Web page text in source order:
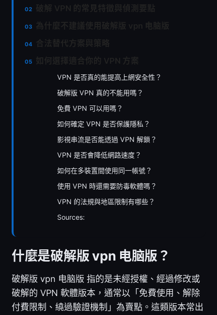
VPN 是否真的能提高上網安全性？
破解版 VPN 真的不能用嗎？
免費 VPN 可以用嗎？
如何確定 VPN 是否保護隱私？
影視串流是否能透過 VPN 解鎖？
VPN 是否會降低網路速度？
如何在多裝置間使用同一帳號？
使用 VPN 時還需要防毒軟體嗎？
VPN 的法規與地區限制有哪些？
Sources:
什麼是破解版 vpn 电脑版？
破解版 vpn 电脑版 指的是未經授權、經過修改或
破解的 VPN 軟體版本，通常以「免費使用、解除
付費限制、繞過驗證機制」為賣點。這類版本常出